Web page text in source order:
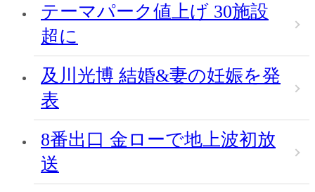
テーマパーク値上げ 30施設
超に
及川光博 結婚&妻の妊娠を発
表
8番出口 金ローで地上波初放
送